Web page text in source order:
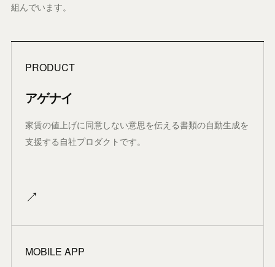
組んでいます。
PRODUCT
アゲナイ
家賃の値上げに同意しない意思を伝える書類の自動生成を
支援する自社プロダクトです。
↗
MOBILE APP